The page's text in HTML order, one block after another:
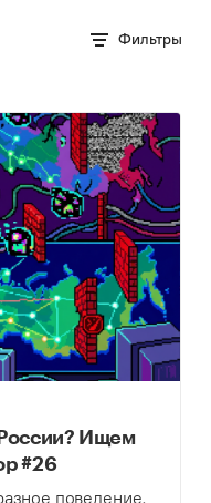
Фильтры
Ищем
#26
поведение.